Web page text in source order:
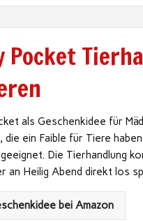
Pocket
als Geschenkidee für
die ein Faible für Tiere
Die Tierhandlung
an Heilig Abend direkt los
bei Amazon